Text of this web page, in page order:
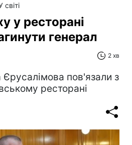
світі
у ресторані
генерал
2 хв
пов'язали з
ресторані